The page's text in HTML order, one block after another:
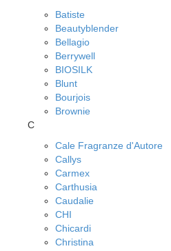
Batiste
Beautyblender
Bellagio
Berrywell
BIOSILK
Blunt
Bourjois
Brownie
C
Cale Fragranze d'Autore
Callys
Carmex
Carthusia
Caudalie
CHI
Chicardi
Christina